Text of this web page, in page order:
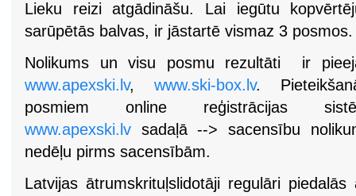
Lieku reizi atgādināšu. Lai iegūtu
sarūpētās balvas, ir jāstartē vismaz 3
Nolikums un visu posmu rezultāti ir
www.apexski.lv, www.ski-box.lv.
posmiem online reģistrācijas
www.apexski.lv sadaļā --> sacensību
nedēļu pirms sacensībām.
Latvijas ātrumskrituļslidotāji regulāri